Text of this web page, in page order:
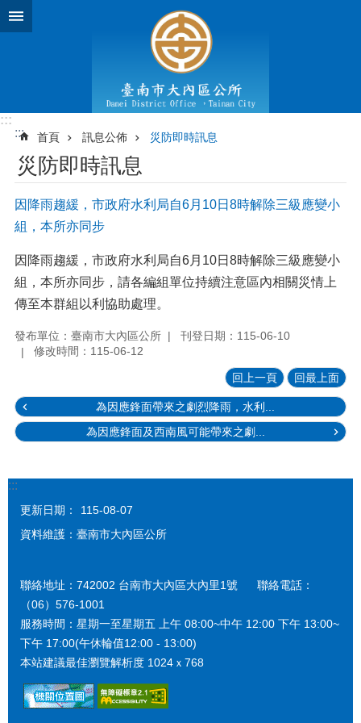
跳到主要內容區塊
:::
:::
首頁 訊息公佈 災防即時訊息
災防即時訊息
因降雨趨緩，市政府水利局自6月10日8時解除三級應變小
組，本所亦同步
因降雨趨緩，市政府水利局自6月10日8時解除三級應變小
組，本所亦同步，請各編組單位持續注意區內相關災情上
傳至本群組以利協助處理。
發布單位：臺南市大內區公所
刊登日期：115-06-10
修改時間：115-06-12
回上一頁 回最上面
為因應鋒面帶來之劇烈降雨，水利...
為因應鋒面及西南風可能帶來之劇...
:::
更新日期：
115-08-07
資料維護：臺南市大內區公所
聯絡地址：742002 台南市大內區大內里1號 聯絡電話：
（06）576-1001
服務時間：星期一至星期五 上午 08:00~中午 12:00 下午 13:00~
下午 17:00(午休輪值12:00 - 13:00)
本站建議最佳瀏覽解析度 1024ｘ768